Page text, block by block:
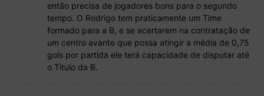
então precisa de jogadores bons para o segundo
tempo. O Rodrigo tem praticamente um Time
formado para a B, e se acertarem na contratação de
um centro avante que possa atingir a média de 0,75
gols por partida ele terá capacidade de disputar até
o Titulo da B.